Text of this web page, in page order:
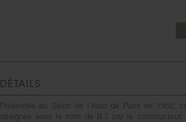
DÉTAILS
Présentée au Salon de l'Auto de Paris en 1952.
désignée sous le nom de B.7 par le